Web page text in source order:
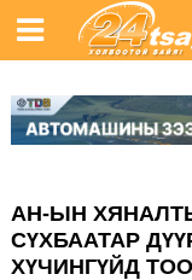
АН-ЫН
СҮХБААТАР
ХҮЧИНГҮЙД